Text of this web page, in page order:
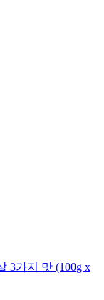
3가지 맛 (100g x